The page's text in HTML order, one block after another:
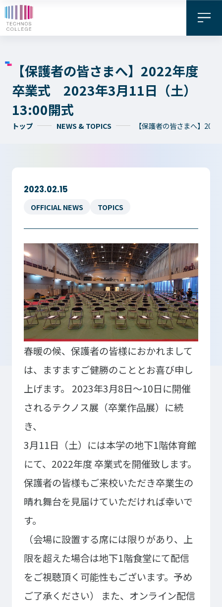
お問い合わせ
デジタル
入学検討中の
皆さまへ
外国人留学生の
皆さまへ
保護者の
皆さまへ
在学生の
皆さまへ
卒業生の
皆さまへ
企業の
皆さまへ
地域の
皆さまへ
テクノスカレッジの学びの特長
4つの学びのプラン
大学コース
ビジネスパーク
学院のご紹介
建学の精神・学院長挨拶
教育方針
沿革（学院の歴史）
アクセス
学科一覧
WEBエントリー・WEB出願 情報公開・シラバス
東京工学院専門学校
コンサート・イベント科
建築学科
【保護者の皆さまへ】2022年度
卒業式 2023年3月11日（土）
13:00開式
トップ NEWS & TOPICS 【保護者の皆さまへ】
2023.02.15
OFFICIAL NEWS TOPICS
春暖の候、保護者の皆様におかれまして
は、ますますご健勝のこととお喜び申し
上げます。
2023年3月8日～10日に開催
されるテクノス展（卒業作品展）に続
き、
3月11日（土）には本学の地下1階体育館
にて、2022年度 卒業式を開催致します。
保護者の皆様もご来校いただき卒業生の
晴れ舞台を見届けていただければ幸いで
す。
（会場に設置する席には限りがあり、上
限を超えた場合は地下1階食堂にて配信
をご視聴頂く可能性もございます。予め
ご了承ください）
また、オンライン配信